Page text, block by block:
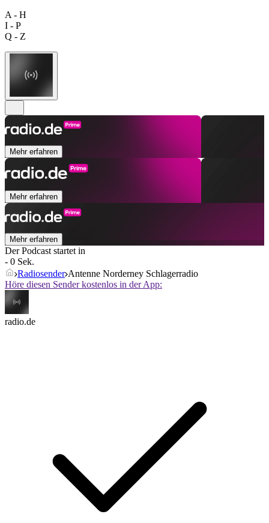
A - H
I - P
Q - Z
Mehr erfahren
Mehr erfahren
Mehr erfahren
Der Podcast startet in
- 0 Sek.
Radiosender Antenne Norderney Schlagerradio
Höre diesen Sender kostenlos in der App:
radio.de